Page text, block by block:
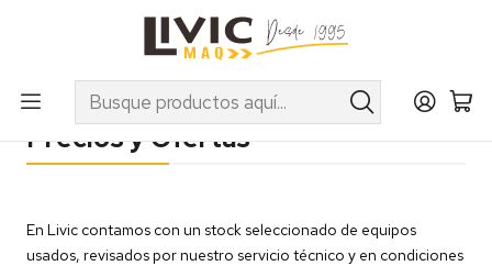
UTILIZA EL CUPÓN "INVIERNO10" EN PRODUCTOS SELECCIONADOS
Terminos Precios y Ofertas
Precios y Ofertas
En Livic contamos con un stock seleccionado de equipos
usados, revisados por nuestro servicio técnico y en condiciones